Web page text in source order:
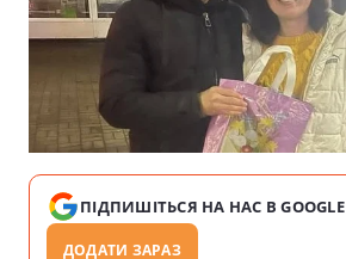
ПІДПИШІТЬСЯ НА НАС В GOOGLE
ДОДАТИ ЗАРАЗ